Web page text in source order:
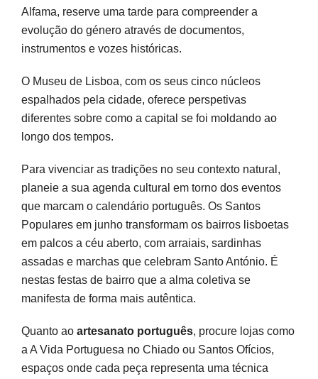
Alfama, reserve uma tarde para compreender a
evolução do género através de documentos,
instrumentos e vozes históricas.
O Museu de Lisboa, com os seus cinco núcleos
espalhados pela cidade, oferece perspetivas
diferentes sobre como a capital se foi moldando ao
longo dos tempos.
Para vivenciar as tradições no seu contexto natural,
planeie a sua agenda cultural em torno dos eventos
que marcam o calendário português. Os Santos
Populares em junho transformam os bairros lisboetas
em palcos a céu aberto, com arraiais, sardinhas
assadas e marchas que celebram Santo António. É
nestas festas de bairro que a alma coletiva se
manifesta de forma mais autêntica.
Quanto ao artesanato português, procure lojas como
a A Vida Portuguesa no Chiado ou Santos Ofícios,
espaços onde cada peça representa uma técnica